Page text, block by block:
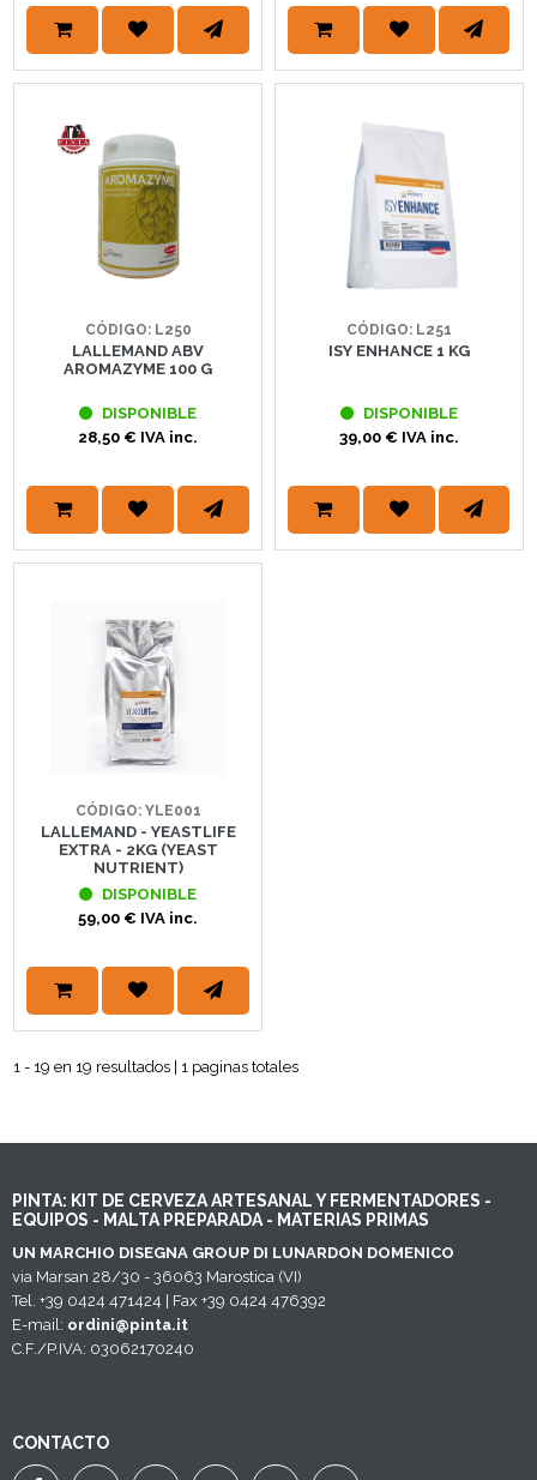
CÓDIGO: L250
LALLEMAND ABV
AROMAZYME 100 G
DISPONIBLE
28,50 € IVA inc.
CÓDIGO: L251
ISY ENHANCE 1 KG
DISPONIBLE
39,00 € IVA inc.
CÓDIGO: YLE001
LALLEMAND - YEASTLIFE
EXTRA - 2KG (YEAST
NUTRIENT)
DISPONIBLE
59,00 € IVA inc.
1 - 19 en 19 resultados | 1 paginas totales
PINTA: KIT DE CERVEZA ARTESANAL Y FERMENTADORES -
EQUIPOS - MALTA PREPARADA - MATERIAS PRIMAS
UN MARCHIO DISEGNA GROUP DI LUNARDON DOMENICO
via Marsan 28/30 - 36063 Marostica (VI)
Tel. +39 0424 471424 | Fax +39 0424 476392
E-mail: ordini@pinta.it
C.F./P.IVA: 03062170240
CONTACTO